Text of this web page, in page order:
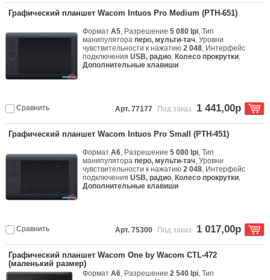
Графический планшет Wacom Intuos Pro Medium (PTH-651)
ФорматA5, Разрешение5 080 lpi, Тип
манипулятораперо, мульти-тач, Уровни
чувствительности к нажатию2 048, Интерфейс
подключенияUSB, радио, Колесо прокрутки,
Дополнительные клавиши
Сравнить Арт. 77177 Под заказ 1 441,00р
Графический планшет Wacom Intuos Pro Small (PTH-451)
ФорматA6, Разрешение5 080 lpi, Тип
манипулятораперо, мульти-тач, Уровни
чувствительности к нажатию2 048, Интерфейс
подключенияUSB, радио, Колесо прокрутки,
Дополнительные клавиши
Сравнить Арт. 75300 Под заказ 1 017,00р
Графический планшет Wacom One by Wacom CTL-472
(маленький размер)
ФорматA6, Разрешение2 540 lpi, Тип